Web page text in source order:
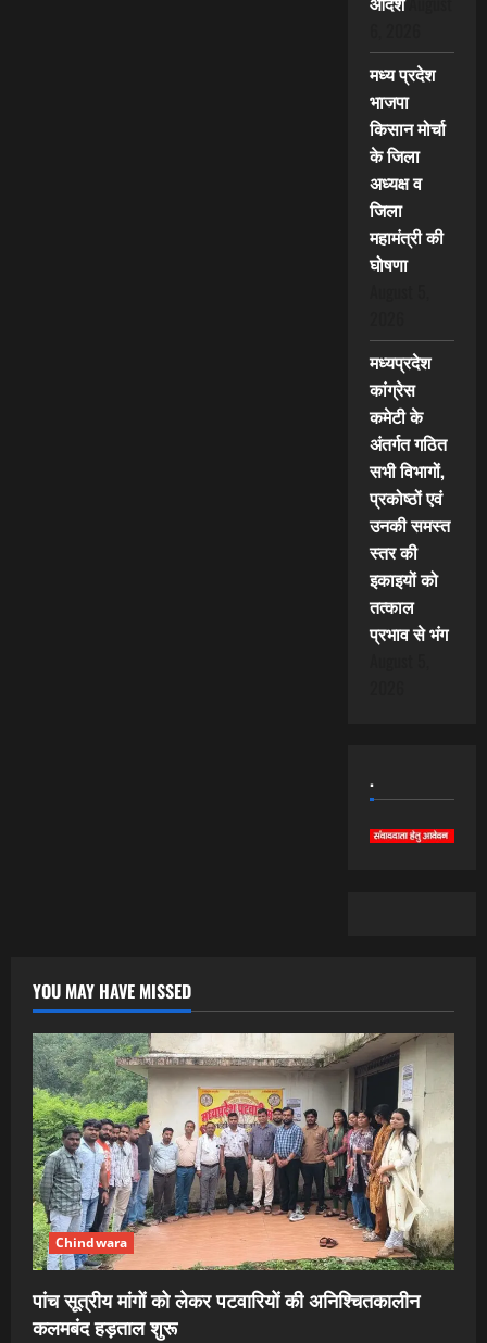
मध्य प्रदेश
भाजपा
किसान मोर्चा
के जिला
अध्यक्ष व
जिला
महामंत्री की
घोषणा
मध्यप्रदेश
कांग्रेस
कमेटी के
अंतर्गत गठित
सभी विभागों,
प्रकोष्ठों एवं
उनकी समस्त
स्तर की
इकाइयों को
तत्काल
प्रभाव से भंग
.
YOU MAY HAVE MISSED
Chindwara
पांच सूत्रीय मांगों को लेकर पटवारियों की अनिश्चितकालीन
कलमबंद हड़ताल शुरू